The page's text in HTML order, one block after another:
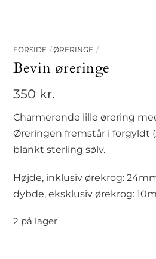
FORSIDE ØRERINGE
Bevin øreringe
350 kr.
Charmerende lille ørering
Øreringen fremstår i forgyldt
blankt sterling sølv.
Højde, inklusiv ørekrog:
dybde, eksklusiv ørekrog:
2 på lager